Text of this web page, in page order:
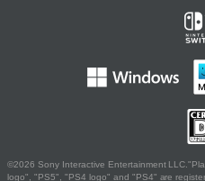
©2026 Sony Interactive Entertainment
logo", "PS5", "PS4 logo" and "PS4" are